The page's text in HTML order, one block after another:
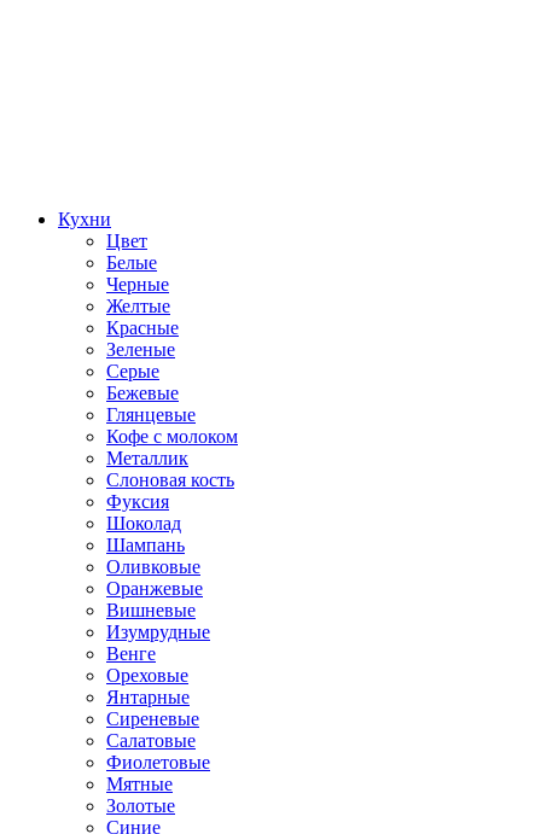
Кухни
Цвет
Белые
Черные
Желтые
Красные
Зеленые
Серые
Бежевые
Глянцевые
Кофе с молоком
Металлик
Слоновая кость
Фуксия
Шоколад
Шампань
Оливковые
Оранжевые
Вишневые
Изумрудные
Венге
Ореховые
Янтарные
Сиреневые
Салатовые
Фиолетовые
Мятные
Золотые
Синие